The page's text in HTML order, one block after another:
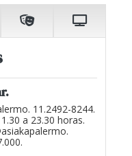
11.2492-8244.
a 23.30 horas.